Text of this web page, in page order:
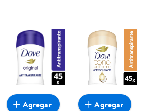
Agregar Agregar